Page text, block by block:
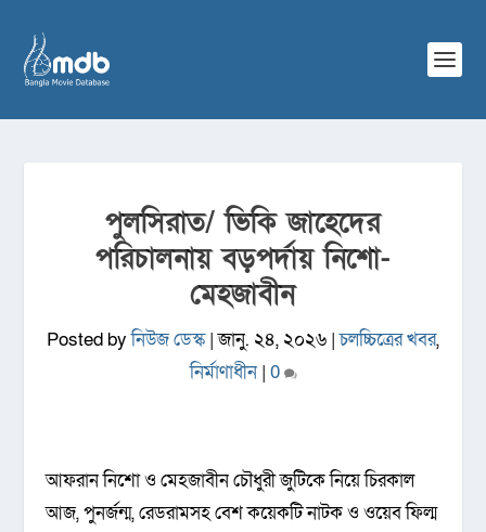
পুলসিরাত/ ভিকি জাহেদের
পরিচালনায় বড়পর্দায় নিশো-
মেহজাবীন
Posted byনিউজ ডেস্ক|জানু. ২৪, ২০২৬ |চলচ্চিত্রের খবর,
নির্মাণাধীন| 0
আফরান নিশো ও মেহজাবীন চৌধুরী জুটিকে নিয়ে চিরকাল
আজ, পুনর্জন্ম, রেডরামসহ বেশ কয়েকটি নাটক ও ওয়েব ফিল্ম